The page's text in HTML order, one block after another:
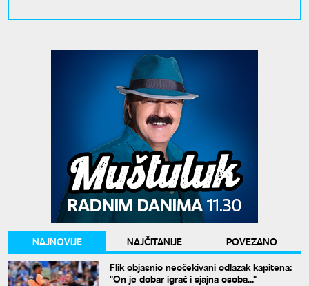
NAJNOVIJE NAJČITANIJE
POVEZANO
Flik objasnio neočekivani odlazak kapitena:
"On je dobar igrač i sjajna osoba..."